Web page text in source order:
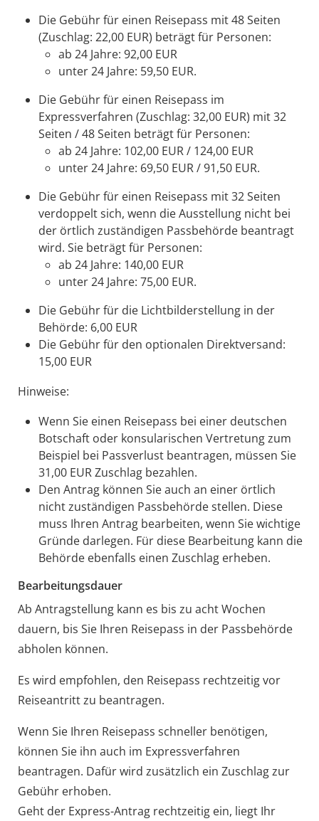
Die Gebühr für einen Reisepass mit 48 Seiten
(Zuschlag: 22,00 EUR) beträgt für Personen:
ab 24 Jahre: 92,00 EUR
unter 24 Jahre: 59,50 EUR.
Die Gebühr für einen Reisepass im
Expressverfahren (Zuschlag: 32,00 EUR) mit 32
Seiten / 48 Seiten beträgt für Personen:
ab 24 Jahre: 102,00 EUR / 124,00 EUR
unter 24 Jahre: 69,50 EUR / 91,50 EUR.
Die Gebühr für einen Reisepass mit 32 Seiten
verdoppelt sich, wenn die Ausstellung nicht bei
der örtlich zuständigen Passbehörde beantragt
wird. Sie beträgt für Personen:
ab 24 Jahre: 140,00 EUR
unter 24 Jahre: 75,00 EUR.
Die Gebühr für die Lichtbilderstellung in der
Behörde: 6,00 EUR
Die Gebühr für den optionalen Direktversand:
15,00 EUR
Hinweise:
Wenn Sie einen Reisepass bei einer deutschen
Botschaft oder konsularischen Vertretung zum
Beispiel bei Passverlust beantragen, müssen Sie
31,00 EUR Zuschlag bezahlen.
Den Antrag können Sie auch an einer örtlich
nicht zuständigen Passbehörde stellen. Diese
muss Ihren Antrag bearbeiten, wenn Sie wichtige
Gründe darlegen. Für diese Bearbeitung kann die
Behörde ebenfalls einen Zuschlag erheben.
Bearbeitungsdauer
Ab Antragstellung kann es bis zu acht Wochen
dauern, bis Sie Ihren Reisepass in der Passbehörde
abholen können.
Es wird empfohlen, den Reisepass rechtzeitig vor
Reiseantritt zu beantragen.
Wenn Sie Ihren Reisepass schneller benötigen,
können Sie ihn auch im Expressverfahren
beantragen. Dafür wird zusätzlich ein Zuschlag zur
Gebühr erhoben.
Geht der Express-Antrag rechtzeitig ein, liegt Ihr